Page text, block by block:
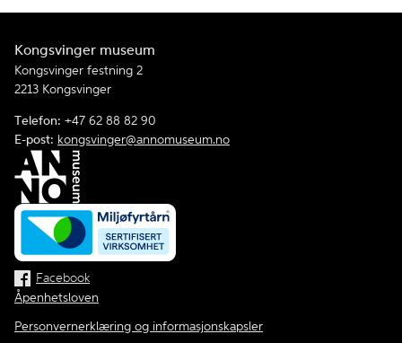
Kongsvinger museum
Kongsvinger festning 2
2213 Kongsvinger
Telefon: +47 62 88 82 90
E-post: kongsvinger@annomuseum.no
Facebook
Åpenhetsloven
Personvernerklæring og informasjonskapsler